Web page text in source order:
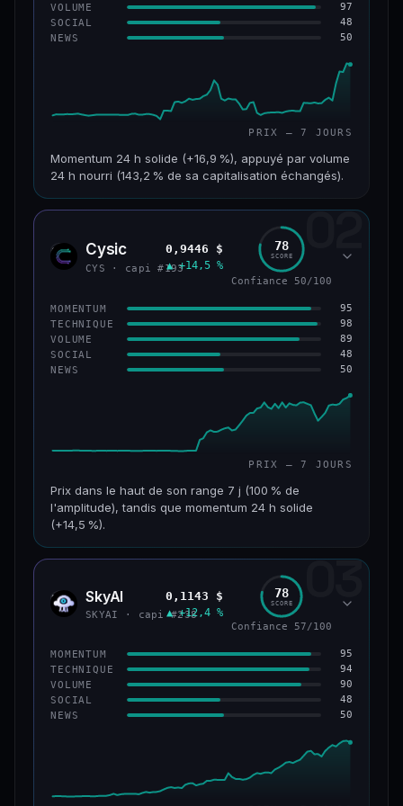
VOLUME 97
SOCIAL 48
NEWS 50
PRIX — 7 JOURS
Momentum 24 h solide (+16,9 %), appuyé par volume
24 h nourri (143,2 % de sa capitalisation échangés).
CAP. MARCHÉ VOLUME 24 H
VAR. 7 J VAR. 30 J
−10,2 %
VS ATH
−42,1 %
CONFIANCE 43/100
02
CYS Cysic
CYS · capi #193
0,9446 $
▲ +14,5 %
78
SCORE
Confiance 50/100
MOMENTUM 95
TECHNIQUE 98
VOLUME 89
SOCIAL 48
NEWS 50
PRIX — 7 JOURS
Prix dans le haut de son range 7 j (100 % de
l'amplitude), tandis que momentum 24 h solide
(+14,5 %).
CAP. MARCHÉ VOLUME 24 H
VAR. 7 J VAR. 30 J
+211,4 %
VS ATH
−3,2 % #193
CONFIANCE 50/100
03
SKYA SkyAI
SKYAI · capi #238
0,1143 $
▲ +12,4 %
78
SCORE
Confiance 57/100
MOMENTUM 95
TECHNIQUE 94
VOLUME 90
SOCIAL 48
NEWS 50